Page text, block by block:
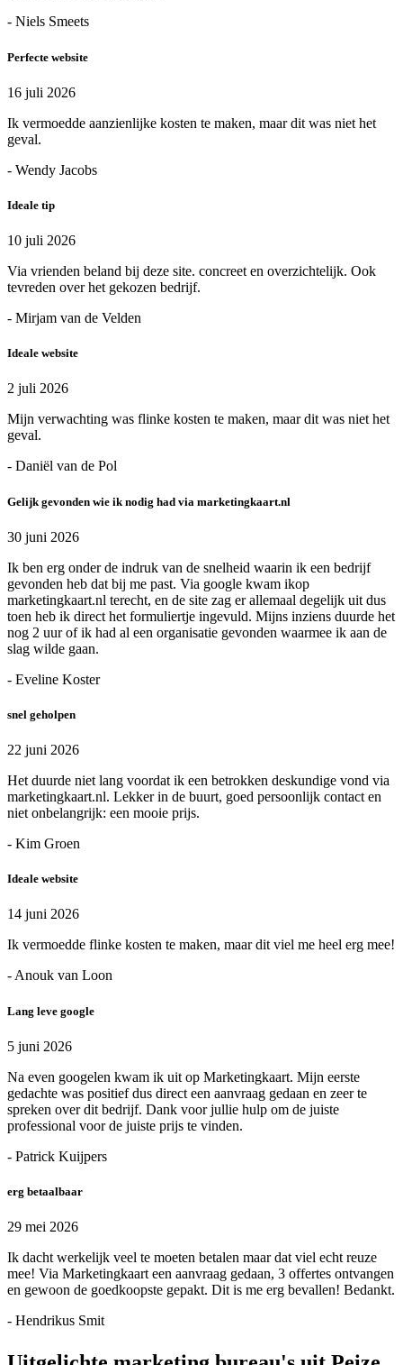
- Niels Smeets
Perfecte website
16 juli 2026
Ik vermoedde aanzienlijke kosten te maken, maar dit was niet het
geval.
- Wendy Jacobs
Ideale tip
10 juli 2026
Via vrienden beland bij deze site. concreet en overzichtelijk. Ook
tevreden over het gekozen bedrijf.
- Mirjam van de Velden
Ideale website
2 juli 2026
Mijn verwachting was flinke kosten te maken, maar dit was niet het
geval.
- Daniël van de Pol
Gelijk gevonden wie ik nodig had via marketingkaart.nl
30 juni 2026
Ik ben erg onder de indruk van de snelheid waarin ik een bedrijf
gevonden heb dat bij me past. Via google kwam ikop
marketingkaart.nl terecht, en de site zag er allemaal degelijk uit dus
toen heb ik direct het formuliertje ingevuld. Mijns inziens duurde het
nog 2 uur of ik had al een organisatie gevonden waarmee ik aan de
slag wilde gaan.
- Eveline Koster
snel geholpen
22 juni 2026
Het duurde niet lang voordat ik een betrokken deskundige vond via
marketingkaart.nl. Lekker in de buurt, goed persoonlijk contact en
niet onbelangrijk: een mooie prijs.
- Kim Groen
Ideale website
14 juni 2026
Ik vermoedde flinke kosten te maken, maar dit viel me heel erg mee!
- Anouk van Loon
Lang leve google
5 juni 2026
Na even googelen kwam ik uit op Marketingkaart. Mijn eerste
gedachte was positief dus direct een aanvraag gedaan en zeer te
spreken over dit bedrijf. Dank voor jullie hulp om de juiste
professional voor de juiste prijs te vinden.
- Patrick Kuijpers
erg betaalbaar
29 mei 2026
Ik dacht werkelijk veel te moeten betalen maar dat viel echt reuze
mee! Via Marketingkaart een aanvraag gedaan, 3 offertes ontvangen
en gewoon de goedkoopste gepakt. Dit is me erg bevallen! Bedankt.
- Hendrikus Smit